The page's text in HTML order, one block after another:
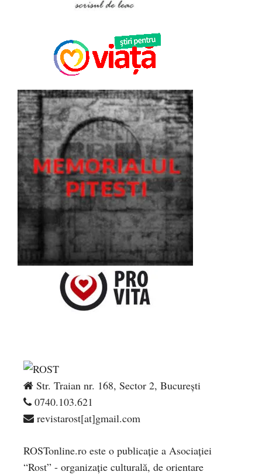
Str. Traian nr. 168, Sector 2, București
0740.103.621
revistarost[at]gmail.com
ROSTonline.ro este o publicaţie a Asociaţiei
“Rost” - organizaţie culturală, de orientare